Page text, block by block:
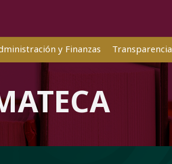
y Finanzas Transparencia